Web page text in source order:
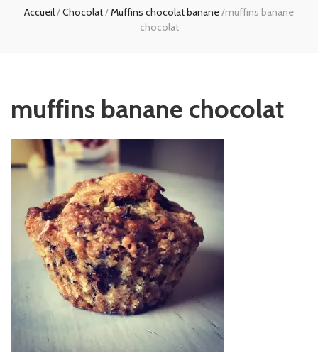
Accueil/Chocolat/Muffins chocolat banane/muffins banane
chocolat
muffins banane chocolat